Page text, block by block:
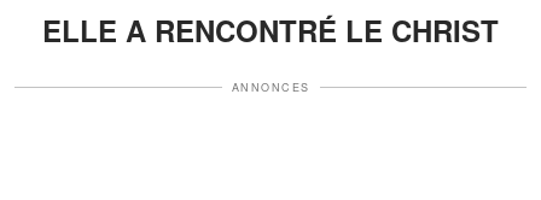
ELLE A RENCONTRÉ LE CHRIST
ANNONCES